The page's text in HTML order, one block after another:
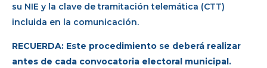
su NIE y la clave de tramitación telemática (CTT)
incluida en la comunicación.
RECUERDA: Este procedimiento se deberá realizar
antes de cada convocatoria electoral municipal.